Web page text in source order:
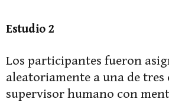
Estudio 2
Los participantes fueron
aleatoriamente a una de tres
supervisor humano con